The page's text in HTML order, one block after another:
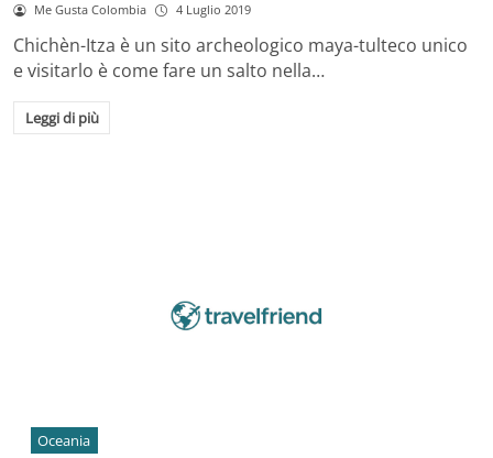
Me Gusta Colombia 4 Luglio 2019
Chichèn-Itza è un sito archeologico maya-tulteco unico
e visitarlo è come fare un salto nella…
Leggi di più
Oceania